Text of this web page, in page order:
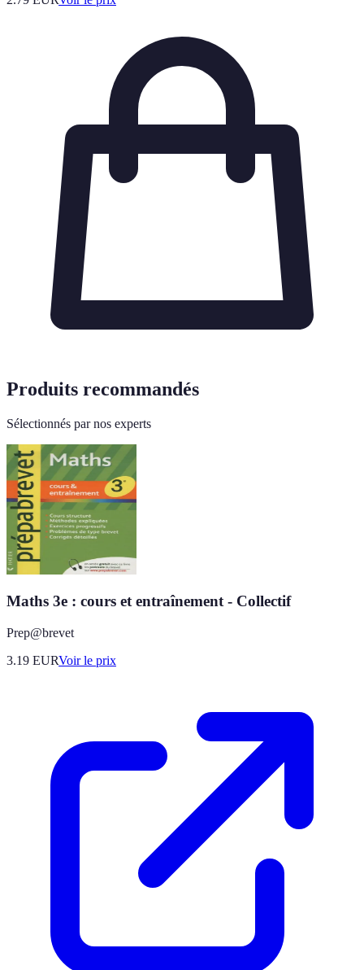
Produits recommandés
Sélectionnés par nos experts
Maths 3e : cours et entraînement - Collectif
Prep@brevet
3.19 EURVoir le prix